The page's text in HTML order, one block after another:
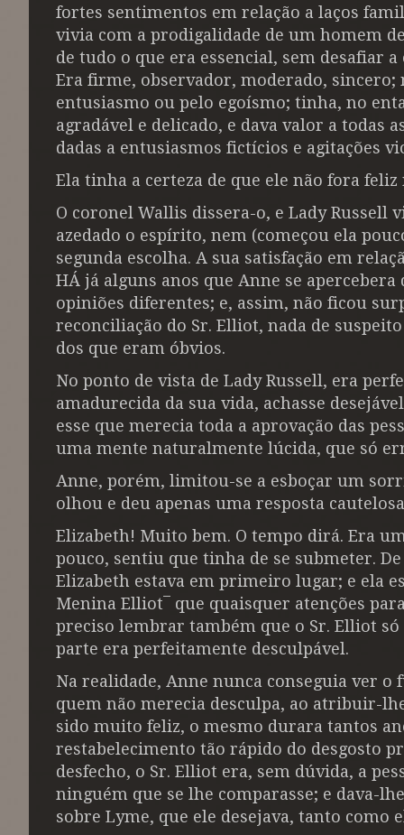
fortes sentimentos em relação a laços
vivia com a prodigalidade de um homem
de tudo o que era essencial, sem desafiar
Era firme, observador, moderado,
entusiasmo ou pelo egoísmo; tinha, no
agradável e delicado, e dava valor a todas
dadas a entusiasmos fictícios e agitações
Ela tinha a certeza de que ele não fora feliz
O coronel Wallis dissera-o, e Lady
azedado o espírito, nem (começou ela
segunda escolha. A sua satisfação em
HÁ já alguns anos que Anne se
opiniões diferentes; e, assim, não ficou
reconciliação do Sr. Elliot, nada de
dos que eram óbvios.
No ponto de vista de Lady Russell, era
amadurecida da sua vida, achasse
esse que merecia toda a aprovação das
uma mente naturalmente lúcida, que só
Anne, porém, limitou-se a esboçar um
olhou e deu apenas uma resposta
Elizabeth! Muito bem. O tempo dirá. Era
pouco, sentiu que tinha de se submeter.
Elizabeth estava em primeiro lugar; e ela
Menina Elliot¯ que quaisquer atenções
preciso lembrar também que o Sr. Elliot
parte era perfeitamente desculpável.
Na realidade, Anne nunca conseguia ver o
quem não merecia desculpa, ao atribuir-
sido muito feliz, o mesmo durara tantos
restabelecimento tão rápido do desgosto
desfecho, o Sr. Elliot era, sem dúvida, a
ninguém que se lhe comparasse; e dava-
sobre Lyme, que ele desejava, tanto como